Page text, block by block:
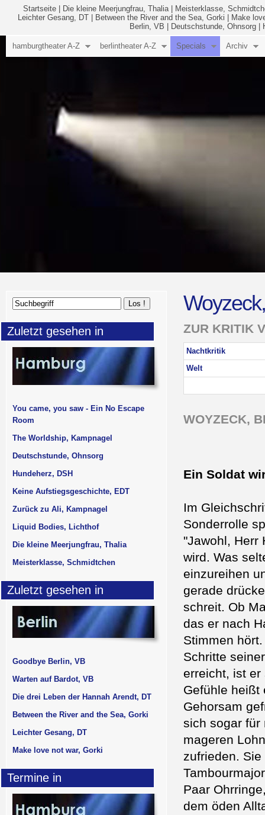
Startseite Die kleine Meerjungfrau, Thalia|
Meisterklasse,
Leichter Gesang, DT
Between the River and the Sea, Gorki
Make
Berlin, VB
Deutschstunde, Ohnsorg
hamburgtheater A-Z berlintheater A-Z Specials Archiv
ZUR KRITIK
Nachtkritik
Welt
WOYZECK,
Ein Soldat
Im
Sonderrolle
"Jawohl, Herr
wird. Was
einzureihen
gerade
schreit. Ob
das er nach
Stimmen
Schritte
erreicht, ist
Gefühle heißt
Gehorsam
sich sogar für
mageren
zufrieden.
Paar
dem öden
Zuletzt gesehen in
You came, you saw - Ein No Escape
Room
The Worldship, Kampnagel
Deutschstunde, Ohnsorg
Hundeherz, DSH
Keine Aufstiegsgeschichte, EDT
Zurück zu Ali, Kampnagel
Liquid Bodies, Lichthof
Die kleine Meerjungfrau, Thalia
Meisterklasse, Schmidtchen
Zuletzt gesehen in
Goodbye Berlin, VB
Warten auf Bardot, VB
Die drei Leben der Hannah Arendt, DT
Between the River and the Sea, Gorki
Leichter Gesang, DT
Make love not war, Gorki
Termine in